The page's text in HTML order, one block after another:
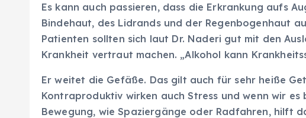
Es kann auch passieren, dass die Erkrankung aufs
Bindehaut, des Lidrands und der Regenbogenhaut
Patienten sollten sich laut Dr. Naderi gut mit den
Krankheit vertraut machen. „Alkohol kann
Er weitet die Gefäße. Das gilt auch für sehr heiße
Kontraproduktiv wirken auch Stress und wenn wir es
Bewegung, wie Spaziergänge oder Radfahren, hilft